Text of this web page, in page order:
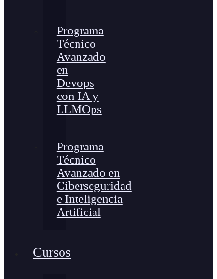
Programa
Técnico
Avanzado
en
Devops
con IA y
LLMOps
Programa
Técnico
Avanzado en
Ciberseguridad
e Inteligencia
Artificial
Cursos